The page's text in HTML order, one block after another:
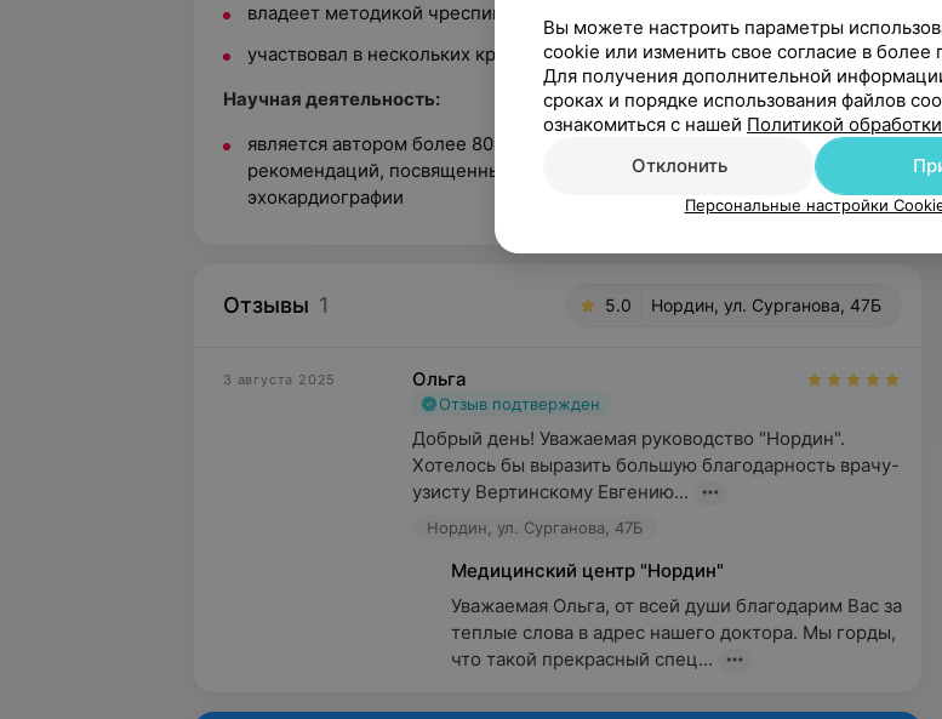
владеет методикой чреспищеводной ЭХО-КГ;
участвовал в нескольких крупных международных исследованиях
Научная деятельность:
является автором более 80-ти печатных работ, а также методических
рекомендаций, посвященных, главным образом, различным аспектам
эхокардиографии
Отзывы 1 5.0 Нордин, ул. Сурганова, 47Б
3 августа 2025 Ольга
Отзыв подтвержден
Добрый день! Уважаемая руководство "Нордин".
Хотелось бы выразить большую благодарность врачу-
узисту Вертинскому Евгению...
Нордин, ул. Сурганова, 47Б
Медицинский центр "Нордин"
Уважаемая Ольга, от всей души благодарим Вас за
теплые слова в адрес нашего доктора. Мы горды,
что такой прекрасный спец...
Вы можете настроить параметры
cookie или изменить свое согласие в более
Для получения дополнительной
сроках и порядке использования файлов
ознакомиться с нашей Политикой
Отклонить
Персональные настройки